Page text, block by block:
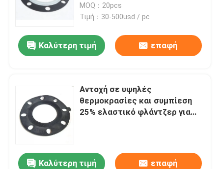
τοποθετημένο σε στρώματα
στόλισμα τεφλόν λαστιχένιο
MOQ：20pcs
Τιμή：30-500usd / pc
Καλύτερη τιμή επαφή
Αντοχή σε υψηλές
θερμοκρασίες και συμπίεση
25% ελαστικό φλάντζερ για
Καλύτερη τιμή επαφή